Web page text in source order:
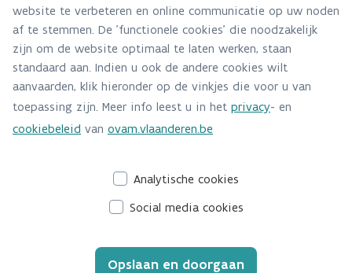
Adres
Stationsstraat 110
2800 Mechelen
Route en bereikbaarheid
Telefoon
015/284.458
website te verbeteren en online communicatie op uw noden
af te stemmen. De 'functionele cookies' die noodzakelijk
zijn om de website optimaal te laten werken, staan
standaard aan. Indien u ook de andere cookies wilt
aanvaarden, klik hieronder op de vinkjes die voor u van
toepassing zijn. Meer info leest u in het privacy- en
cookiebeleid van ovam.vlaanderen.be
Analytische cookies
Social media cookies
Opslaan en doorgaan